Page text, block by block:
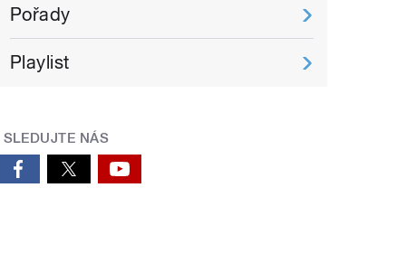
Pořady
Playlist
SLEDUJTE NÁS